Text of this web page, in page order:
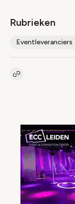
Rubrieken
Eventleveranciers
Kopieer link naar